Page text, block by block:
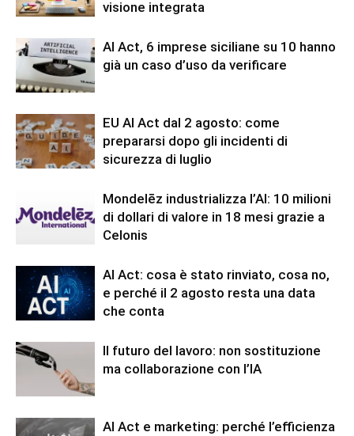
visione integrata
AI Act, 6 imprese siciliane su 10 hanno
già un caso d’uso da verificare
EU AI Act dal 2 agosto: come
prepararsi dopo gli incidenti di
sicurezza di luglio
Mondelēz industrializza l’AI: 10 milioni
di dollari di valore in 18 mesi grazie a
Celonis
AI Act: cosa è stato rinviato, cosa no,
e perché il 2 agosto resta una data
che conta
Il futuro del lavoro: non sostituzione
ma collaborazione con l’IA
AI Act e marketing: perché l’efficienza